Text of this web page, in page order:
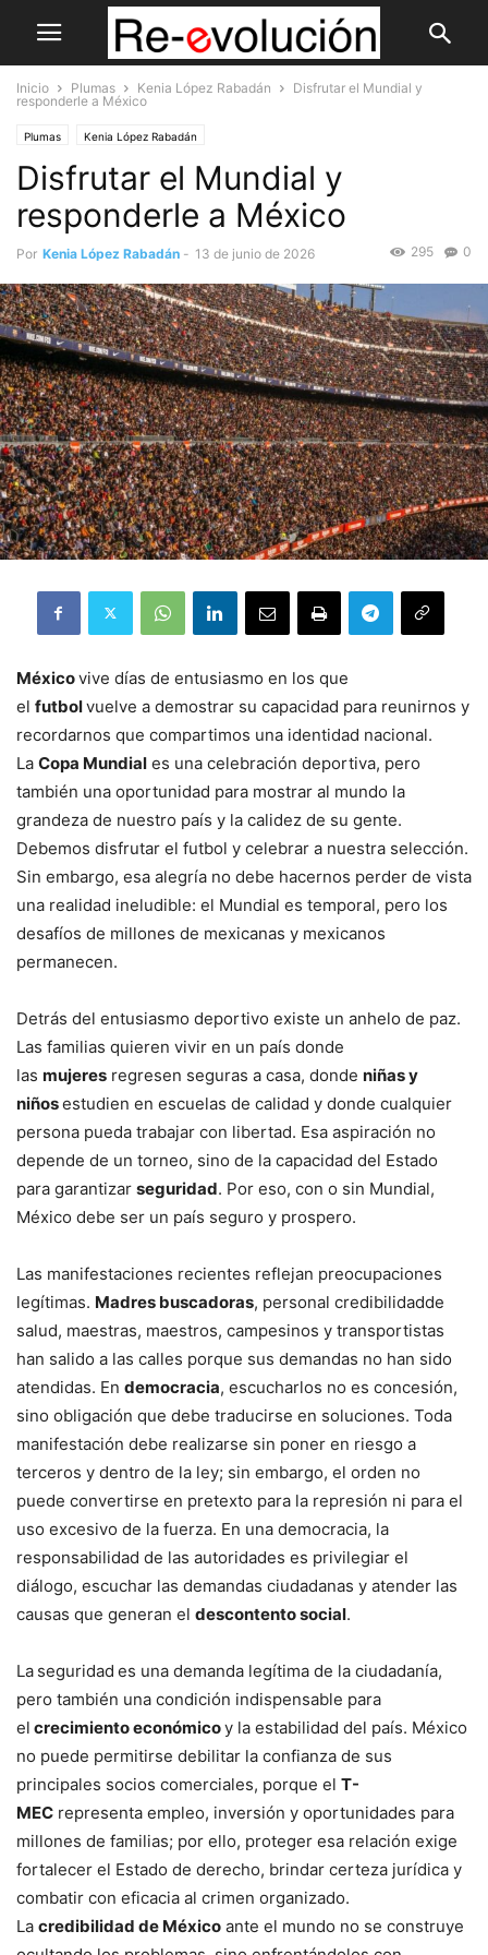
Inicio Plumas Kenia López Rabadán
Disfrutar el Mundial y
responderle a México
Plumas Kenia López Rabadán
Disfrutar el Mundial y
responderle a México
Por Kenia López Rabadán - 13 de junio de 2026 0
295
Méxicovive días de entusiasmo en los que
el futbolvuelve a demostrar su capacidad para reunirnos y
recordarnos que compartimos una identidad nacional.
La Copa Mundial es una celebración deportiva, pero
también una oportunidad para mostrar al mundo la
grandeza de nuestro país y la calidez de su gente.
Debemos disfrutar el futbol y celebrar a nuestra selección.
Sin embargo, esa alegría no debe hacernos perder de vista
una realidad ineludible: el Mundial es temporal, pero los
desafíos de millones de mexicanas y mexicanos
permanecen.
Detrás del entusiasmo deportivo existe un anhelo de paz.
Las familias quieren vivir en un país donde
las mujeres regresen seguras a casa, donde niñas y
niñosestudien en escuelas de calidad y donde cualquier
persona pueda trabajar con libertad. Esa aspiración no
depende de un torneo, sino de la capacidad del Estado
para garantizar seguridad. Por eso, con o sin Mundial,
México debe ser un país seguro y prospero.
Las manifestaciones recientes reflejan preocupaciones
legítimas. Madres buscadoras, personal credibilidadde
salud, maestras, maestros, campesinos y transportistas
han salido a las calles porque sus demandas no han sido
atendidas. En democracia, escucharlos no es concesión,
sino obligación que debe traducirse en soluciones. Toda
manifestación debe realizarse sin poner en riesgo a
terceros y dentro de la ley; sin embargo, el orden no
puede convertirse en pretexto para la represión ni para el
uso excesivo de la fuerza. En una democracia, la
responsabilidad de las autoridades es privilegiar el
diálogo, escuchar las demandas ciudadanas y atender las
causas que generan el descontento social.
La seguridad es una demanda legítima de la ciudadanía,
pero también una condición indispensable para
el crecimiento económicoy la estabilidad del país. México
no puede permitirse debilitar la confianza de sus
principales socios comerciales, porque el T-
MEC representa empleo, inversión y oportunidades para
millones de familias; por ello, proteger esa relación exige
fortalecer el Estado de derecho, brindar certeza jurídica y
combatir con eficacia al crimen organizado.
La credibilidad de México ante el mundo no se construye